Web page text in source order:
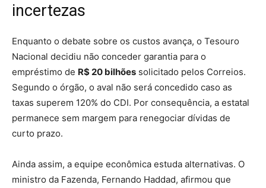
incertezas
Enquanto o debate sobre os custos avança, o Tesouro
Nacional decidiu não conceder garantia para o
empréstimo de R$ 20 bilhões solicitado pelos Correios.
Segundo o órgão, o aval não será concedido caso as
taxas superem 120% do CDI. Por consequência, a estatal
permanece sem margem para renegociar dívidas de
curto prazo.
Ainda assim, a equipe econômica estuda alternativas. O
ministro da Fazenda, Fernando Haddad, afirmou que